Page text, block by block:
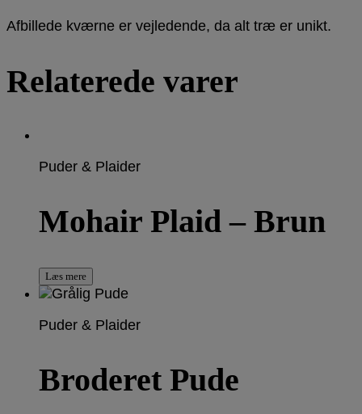
Afbillede kværne er vejledende, da alt træ er unikt.
Relaterede varer
Puder & Plaider
Mohair Plaid – Brun
Læs mere
Puder & Plaider
Broderet Pude